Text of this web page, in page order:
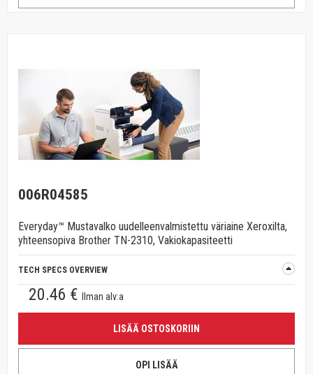
006R04585
Everyday™ Mustavalko uudelleenvalmistettu väriaine Xeroxilta,
yhteensopiva Brother TN-2310, Vakiokapasiteetti
TECH SPECS OVERVIEW
20.46 € Ilman alv:a
LISÄÄ OSTOSKORIIN
OPI LISÄÄ